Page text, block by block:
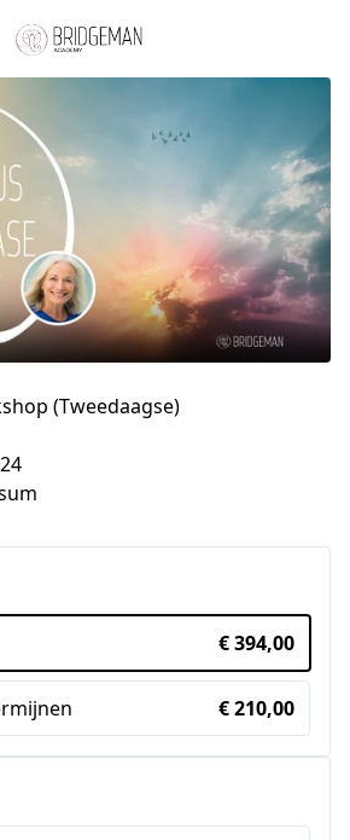
(Tweedaagse)
€ 394,00
€ 210,00